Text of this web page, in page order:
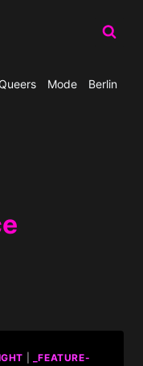
Mode Berlin
_FEATURE-